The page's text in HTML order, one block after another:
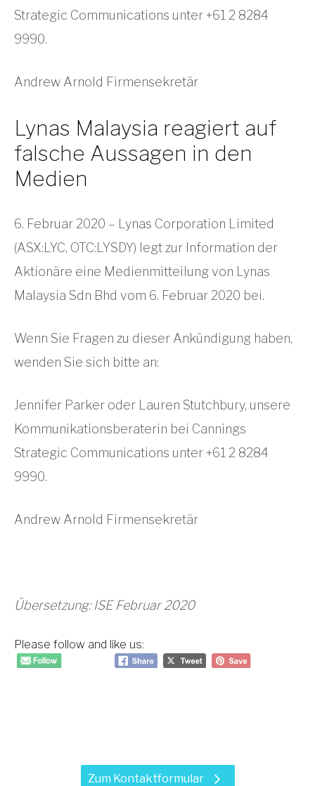
Strategic Communications unter +61 2 8284
9990.
Andrew Arnold Firmensekretär
Lynas Malaysia reagiert auf
falsche Aussagen in den
Medien
6. Februar 2020 – Lynas Corporation Limited
(ASX:LYC, OTC:LYSDY) legt zur Information der
Aktionäre eine Medienmitteilung von Lynas
Malaysia Sdn Bhd vom 6. Februar 2020 bei.
Wenn Sie Fragen zu dieser Ankündigung haben,
wenden Sie sich bitte an:
Jennifer Parker oder Lauren Stutchbury, unsere
Kommunikationsberaterin bei Cannings
Strategic Communications unter +61 2 8284
9990.
Andrew Arnold Firmensekretär
Übersetzung: ISE Februar 2020
Please follow and like us:
Zum Kontaktformular